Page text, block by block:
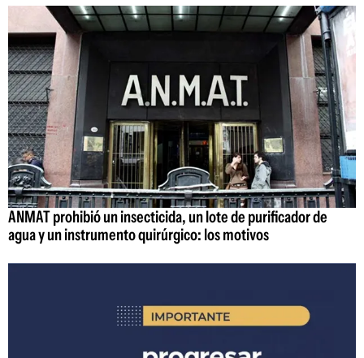
ANMAT prohibió un insecticida, un lote de purificador de
agua y un instrumento quirúrgico: los motivos